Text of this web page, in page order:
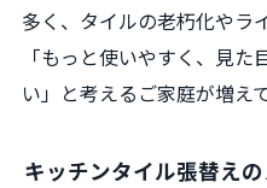
多く、タイルの老朽化やラ
「もっと使いやすく、見
い」と考えるご家庭が増え
キッチンタイル張替え